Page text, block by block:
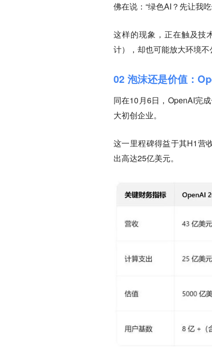
佛在说：“绿色AI？先让我
这样的现象，正在触及技
计），却也可能放大环境
02 泡沫还是价值：
同在10月6日，OpenAI完
大初创企业。
这一里程碑得益于其H1营
出高达25亿美元。